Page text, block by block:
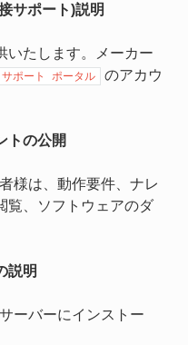
サポート)説明
いたします。メーカー
サポート ポータル
のアカウ
トの公開
様は、動作要件、ナレ
覧、ソフトウェアのダ
説明
ーバーにインストー